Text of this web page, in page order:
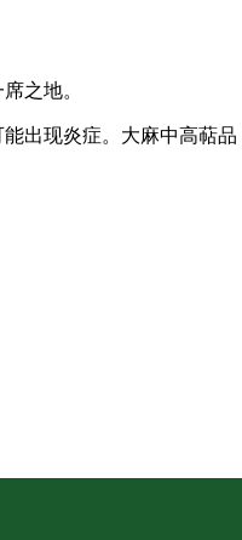
之地。
出现炎症。大麻中高萜品